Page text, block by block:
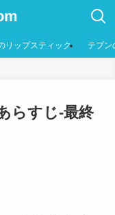
リップスティック テプン
らすじ-最終